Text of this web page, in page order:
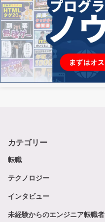
カテゴリー
転職
テクノロジー
インタビュー
未経験からのエンジニア転職者